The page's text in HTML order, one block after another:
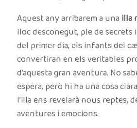
Aquest any arribarem a unailla
lloc desconegut, ple de secrets
del primer dia, els infants del
convertiran en els veritables
d’aquesta gran aventura. No
espera, però hi ha una cosa
l’illa ens revelarà nous reptes,
aventures i emocions.